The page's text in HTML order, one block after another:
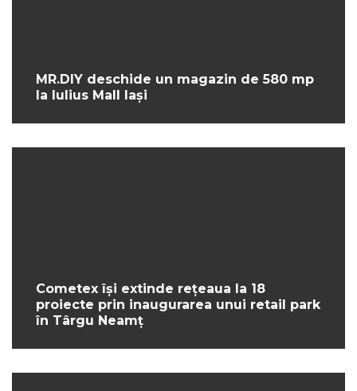
MR.DIY deschide un magazin de 580 mp
la Iulius Mall Iași
Cometex își extinde rețeaua la 18
proiecte prin inaugurarea unui retail park
în Târgu Neamț